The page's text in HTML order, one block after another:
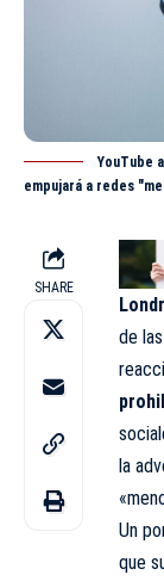
YouTube
empujará a redes
SHARE
de
la
Un
que